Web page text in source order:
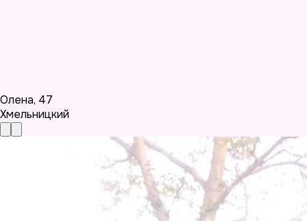
Олена, 47
Хмельницкий